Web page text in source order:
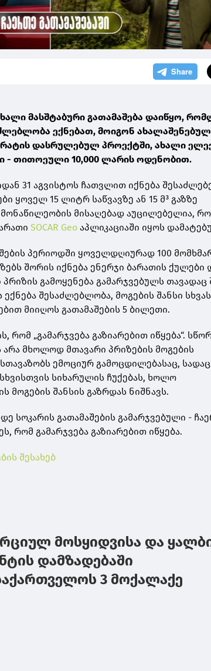
მასშტაბური გათამაშება დაიწყო,
ექნებათ, მოიგონ
დასრულებულ პროექტში, ახალი
- თითოეული 10,000 ლარის ოდენობით.
31 აგვისტოს ჩათვლით იქნება
ყოველ 15 ლიტრ საწვავზე ან 15 მ³ გაზზე
მონაწილეობის მისაღებად აუცილებელია,
SOCAR Geoაპლიკაციაში იყოს
პერიოდში ყოველდღიურად 100
შორის იქნება ენერჯი ბარათის ქულები
გამოყენება გამარჯვებულს თავადაც
შესაძლებლობა, მოგების შანსი სხვას
მიიღოს გათამაშების 5 ბილეთი.
რომ „გამარჯვება გაზიარებით იწყება“.
არა მხოლოდ მთავარი პრიზების მოგების
ემოციურ გამოცდილებასაც, სადაც
სიხარულის ჩუქებას, ხოლო
მოგების შანსის გაზრდას ნიშნავს.
სოკარის გათამაშების გამარჯვებული -
რომ გამარჯვება გაზიარებით იწყება.
შესახებ
მოსყიდვისა და
დამზადებაში
3 მოქალაქე